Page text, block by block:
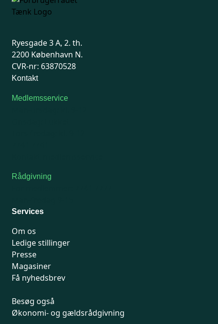
Ryesgade 3 A, 2. th.
2200 København N.
CVR-nr: 63870528
Kontakt
Medlemsservice
Rådgivning
Services
Om os
Ledige stillinger
Presse
Magasiner
Få nyhedsbrev
Besøg også
Økonomi- og gældsrådgivning